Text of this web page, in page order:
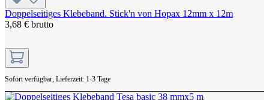
Doppelseitiges Klebeband. Stick'n von Hopax 12mm x 12m
3,68 € brutto
Sofort verfügbar, Lieferzeit: 1-3 Tage